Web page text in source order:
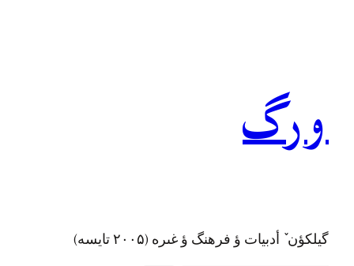
ورگ
گيلکؤن ٚ أدبیات ؤ فرهنگ ؤ غىره (۲۰۰۵ تايسه)